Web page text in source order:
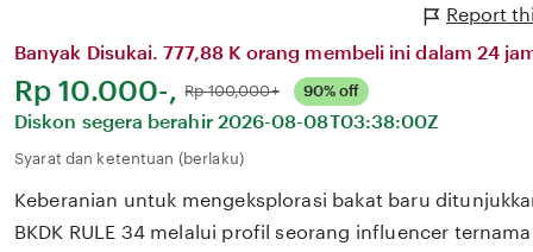
Report
Banyak Disukai. 777,88 K orang membeli ini dalam 24
Harga:
Rp 10.000-, Normal:
Rp 100,000+ 90% off
Diskon segera berahir 2026-08-08T03:38:00Z
Syarat dan ketentuan (berlaku)
Keberanian untuk mengeksplorasi bakat baru
BKDK RULE 34 melalui profil seorang influencer